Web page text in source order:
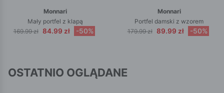
Monnari
Mały portfel z klapą
169.99 zł 84.99 zł -50%
Monnari
Portfel damski z wzorem
179.99 zł 89.99 zł -50%
OSTATNIO OGLĄDANE